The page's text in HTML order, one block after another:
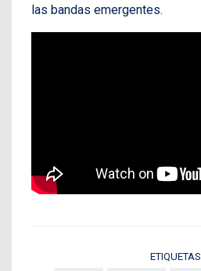
las bandas emergentes.
ETIQUETAS